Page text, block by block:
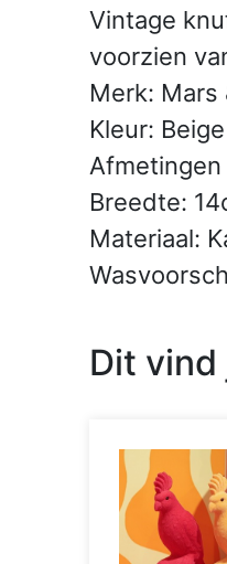
Vintage
voorzien
Merk: Mars
Kleur: Beige
Breedte:
Materiaal:
Dit vind